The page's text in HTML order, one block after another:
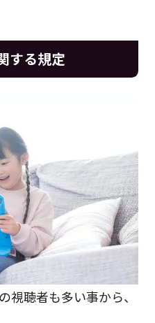
する規定
視聴者も多い事から、